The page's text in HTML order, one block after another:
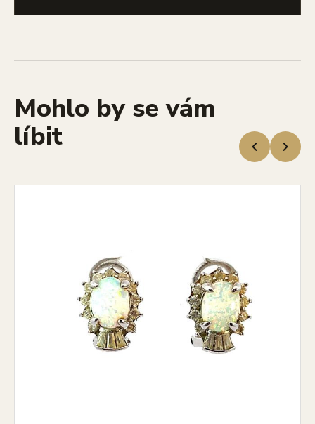
Mohlo by se vám
líbit